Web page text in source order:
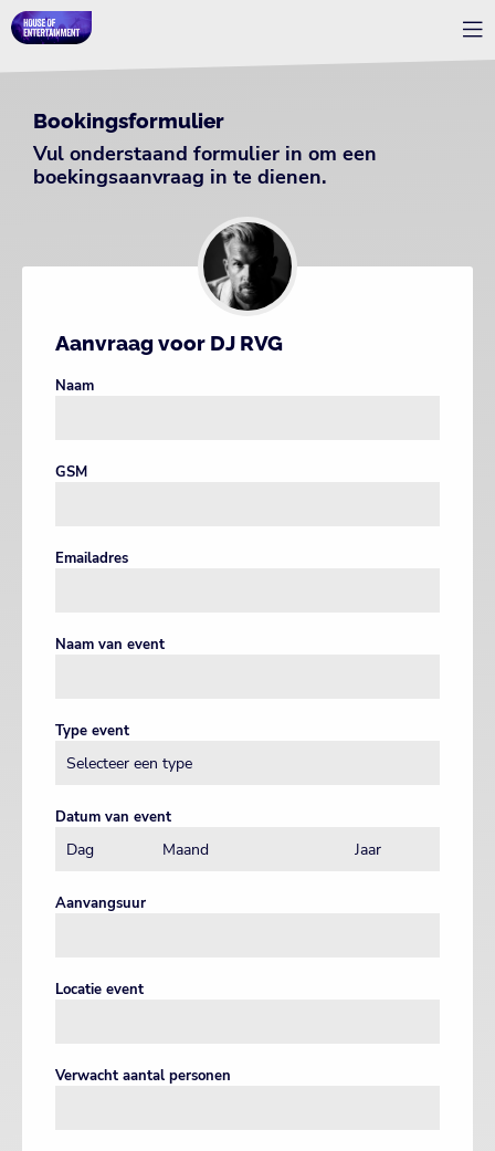
Bookingsformulier
Vul onderstaand formulier in om een
boekingsaanvraag in te dienen.
Aanvraag voor DJ RVG
Naam
GSM
Emailadres
Naam van event
Type event
Datum van event
Aanvangsuur
Locatie event
Verwacht aantal personen